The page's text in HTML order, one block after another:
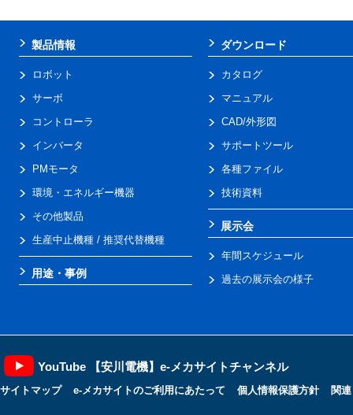
製品情報
ロボット
サーボ
コントローラ
インバータ
PMモータ
環境・エネルギー機器
その他製品
生産中止機種 / 推奨代替機種
用途・事例
ダウンロード
カタログ
マニュアル
CAD/外形図
サポートツール
各種ファイル
技術資料
展示会
年間スケジュール
過去の展示会の様子
YouTube 【安川電機】e-メカサイトチャンネル
サイトマップ e-メカサイトのご利用にあたって 個人情報保護方針 関